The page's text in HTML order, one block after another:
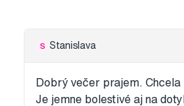
S Stanislava
Dobrý večer prajem.
Je jemne bolestivé aj na